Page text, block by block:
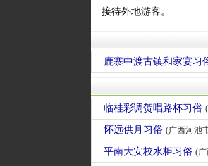
接待外地游客。
鹿寨中渡古镇和家宴习
临桂彩调贺唱路杯习俗
怀远供月习俗 (广西河池
平南大安校水柜习俗 (